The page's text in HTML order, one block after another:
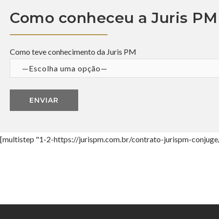
Como conheceu a Juris PM
Como teve conhecimento da Juris PM
[multistep "1-2-https://jurispm.com.br/contrato-jurispm-